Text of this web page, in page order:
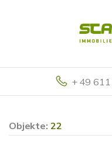
+ 49
Objekte: 22